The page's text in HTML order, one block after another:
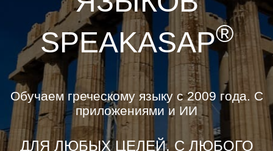
SPEAKASAP®
Обучаем греческому языку с 2009 года. С
приложениями и ИИ
ДЛЯ ЛЮБЫХ ЦЕЛЕЙ. С ЛЮБОГО